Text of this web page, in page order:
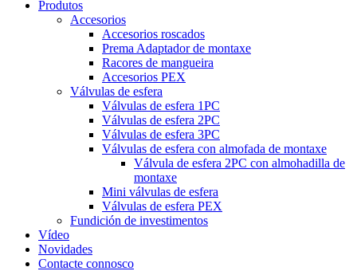
Produtos
Accesorios
Accesorios roscados
Prema Adaptador de montaxe
Racores de mangueira
Accesorios PEX
Válvulas de esfera
Válvulas de esfera 1PC
Válvulas de esfera 2PC
Válvulas de esfera 3PC
Válvulas de esfera con almofada de montaxe
Válvula de esfera 2PC con almohadilla de
montaxe
Mini válvulas de esfera
Válvulas de esfera PEX
Fundición de investimentos
Vídeo
Novidades
Contacte connosco